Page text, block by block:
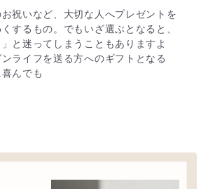
祝いなど、大切な人へプレゼントを
するもの。でもいざ選ぶとなると、
」と迷ってしまうこともありますよ
ライフを送る方へのギフトとなる
んでも